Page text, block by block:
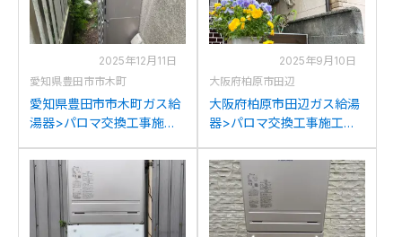
2025年12月11日
愛知県豊田市市木町
愛知県豊田市市木町ガス給
湯器>パロマ交換工事施工
からパロマFH-2423SAWへ
の交換
2025年9月10日
大阪府柏原市田辺
大阪府柏原市田辺ガス給湯
器>パロマ交換工事施工事
らパロマFH-2423SAWへの
交換